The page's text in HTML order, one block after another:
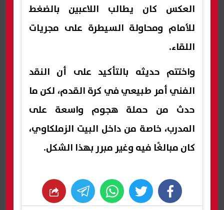
العكس كان يطالب اللاعبين بالضغط
للأمام ومحاولة السيطرة على مجريات
اللقاء.
واختتم حديثه بالتأكيد على أن النقد
الفني أمر طبيعي في كرة القدم، لكن ما
حدث من حملة هجوم واسعة على
المدرب، خاصة من داخل البيت الزملكاوي،
كان مبالغًا فيه وغير مبرر بهذا الشكل.
facebook
twitter
whats